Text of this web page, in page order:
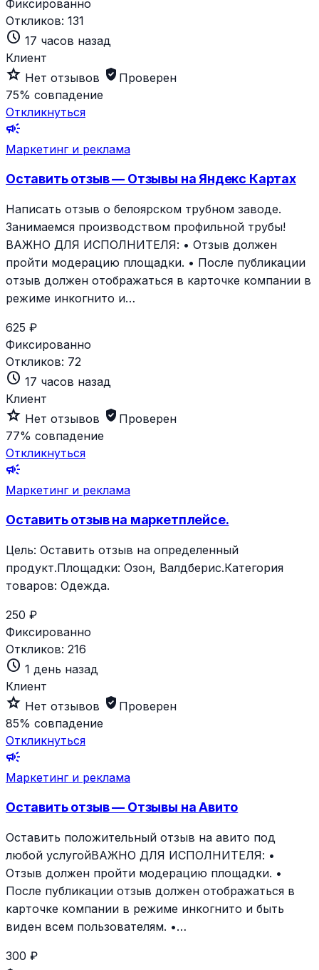
Фиксированно
Откликов: 131
schedule 17 часов назад
Клиент
star_outline Нет отзывов verified_user Проверен
75% совпадение
Откликнуться
campaign
Маркетинг и реклама
Оставить отзыв — Отзывы на Яндекс Картах
Написать отзыв о белоярском трубном заводе.
Занимаемся производством профильной трубы!
ВАЖНО ДЛЯ ИСПОЛНИТЕЛЯ: • Отзыв должен
пройти модерацию площадки. • После публикации
отзыв должен отображаться в карточке компании в
режиме инкогнито и…
625 ₽
Фиксированно
Откликов: 72
schedule 17 часов назад
Клиент
star_outline Нет отзывов verified_user Проверен
77% совпадение
Откликнуться
campaign
Маркетинг и реклама
Оставить отзыв на маркетплейсе.
Цель: Оставить отзыв на определенный
продукт.Площадки: Озон, Валдберис.Категория
товаров: Одежда.
250 ₽
Фиксированно
Откликов: 216
schedule 1 день назад
Клиент
star_outline Нет отзывов verified_user Проверен
85% совпадение
Откликнуться
campaign
Маркетинг и реклама
Оставить отзыв — Отзывы на Авито
Оставить положительный отзыв на авито под
любой услугойВАЖНО ДЛЯ ИСПОЛНИТЕЛЯ: •
Отзыв должен пройти модерацию площадки. •
После публикации отзыв должен отображаться в
карточке компании в режиме инкогнито и быть
виден всем пользователям. •…
300 ₽